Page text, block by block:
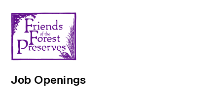
Job Openings